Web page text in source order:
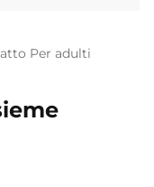
Per adulti